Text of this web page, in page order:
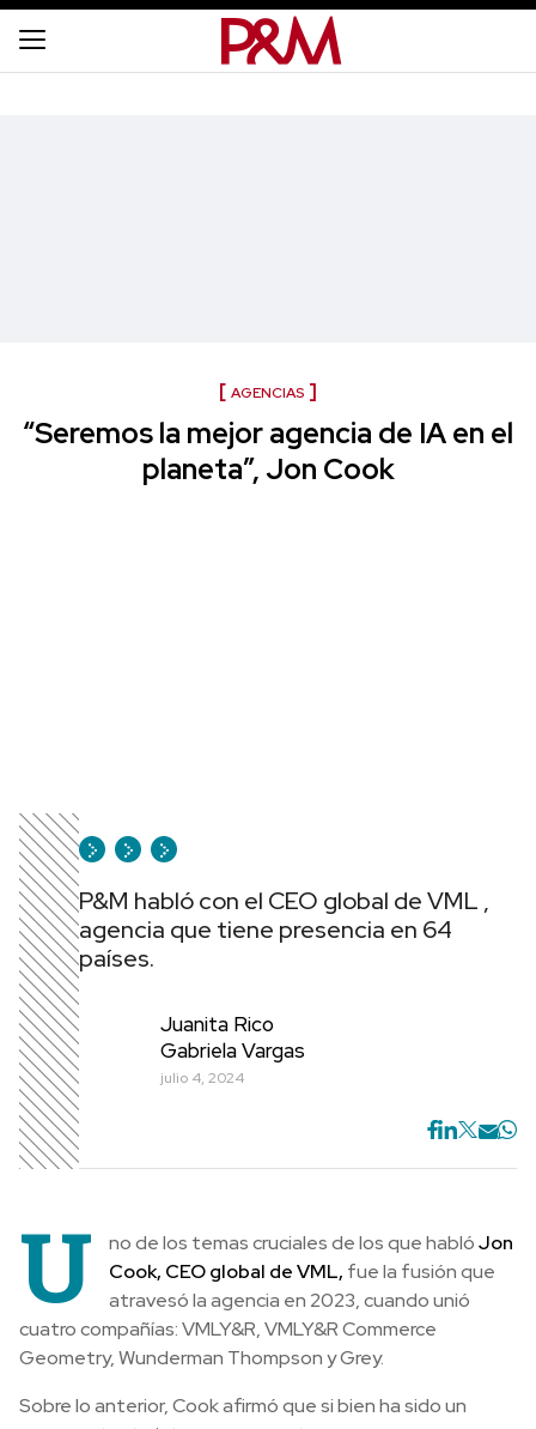
AGENCIAS
“Seremos la mejor agencia de IA en el
planeta”, Jon Cook
P&M habló con el CEO global de VML ,
agencia que tiene presencia en 64
países.
Juanita Rico
Gabriela Vargas
julio 4, 2024
U no de los temas cruciales de los que hablóJon
Cook, CEO global de VML, fue la fusión que
atravesó la agencia en 2023, cuando unió
cuatro compañías: VMLY&R, VMLY&R Commerce
Geometry, Wunderman Thompson y Grey.
Sobre lo anterior, Cook afirmó que si bien ha sido un